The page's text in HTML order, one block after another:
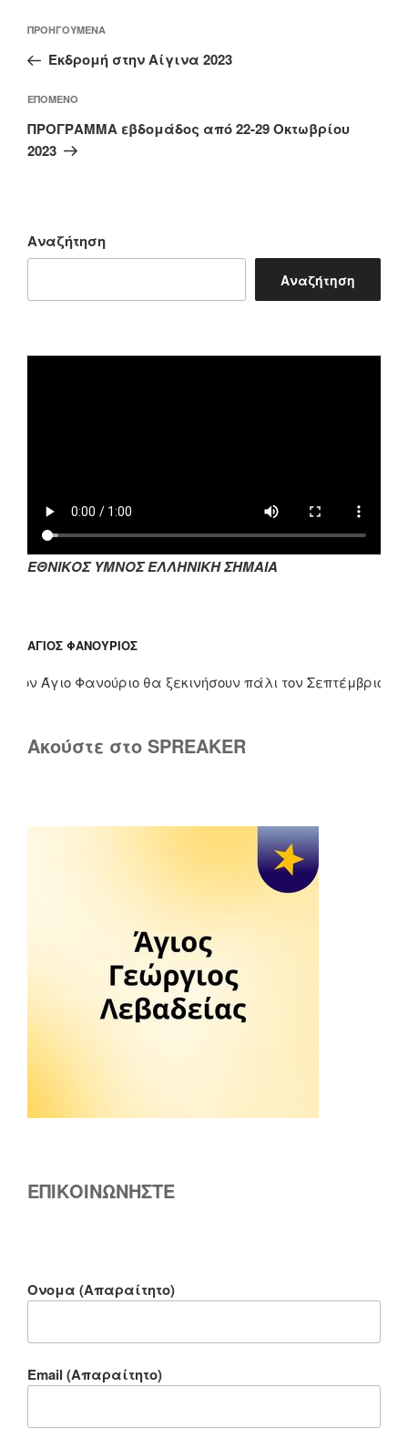
άρθρων
Προηγούμενο
άρθρο
ΠΡΟΗΓΟΎΜΕΝΑ
Εκδρομή στην Αίγινα 2023
Επόμενο
άρθρο
ΕΠΌΜΕΝΟ
ΠΡΟΓΡΑΜΜΑ εβδομάδος από 22-29 Οκτωβρίου
2023
Αναζήτηση
Αναζήτηση
ΕΘΝΙΚΟΣ ΥΜΝΟΣ ΕΛΛΗΝΙΚΗ ΣΗΜΑΙΑ
ΆΓΙΟΣ ΦΑΝΟΎΡΙΟΣ
Άγιο Φανούριο θα ξεκινήσουν πάλι τον Σεπτέμβριο.
Ακούστε στο SPREAKER
ΕΠΙΚΟΙΝΩΝΗΣΤΕ
Ονομα (Απαραίτητο)
Email (Απαραίτητο)